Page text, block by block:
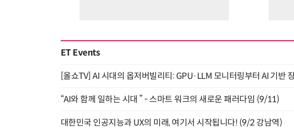
ET Events
[올쇼TV] AI 시대의 옵저버빌리티: GPU·LLM 모니터링부터 AI 기반
“AI와 함께 일하는 시대 ” - 스마트 워크의 새로운 패러다임 (9/11)
대한민국 인공지능과 UX의 미래, 여기서 시작됩니다! (9/2 강남역)